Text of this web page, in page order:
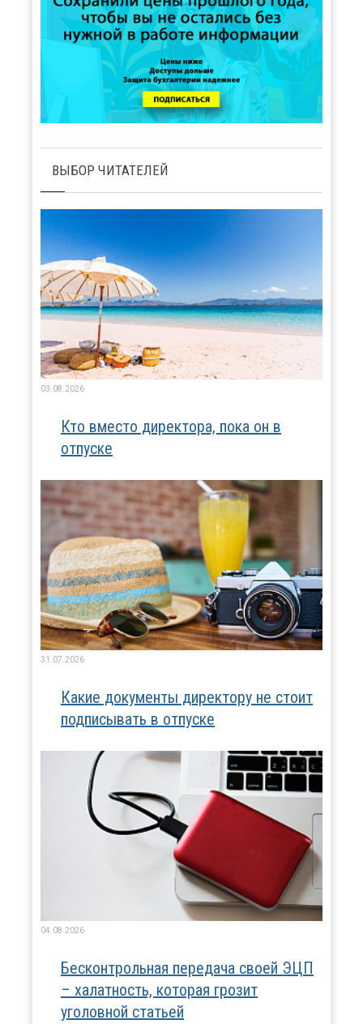
ВЫБОР ЧИТАТЕЛЕЙ
03.08.2026
Кто вместо директора, пока он в
отпуске
31.07.2026
Какие документы директору не стоит
подписывать в отпуске
04.08.2026
Бесконтрольная передача своей ЭЦП
– халатность, которая грозит
уголовной статьей